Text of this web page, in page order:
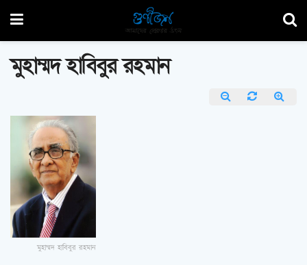
মুহাম্মদ হাবিবুর রহমান
মুহাম্মদ হাবিবুর রহমান